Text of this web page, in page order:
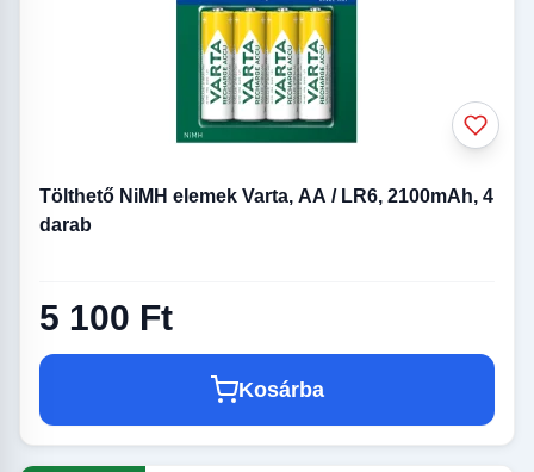
Tölthető NiMH elemek Varta, AA / LR6, 2100mAh, 4
darab
5 100 Ft
Kosárba